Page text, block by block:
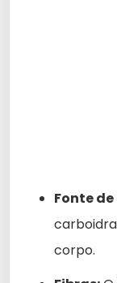
Fonte
corpo.